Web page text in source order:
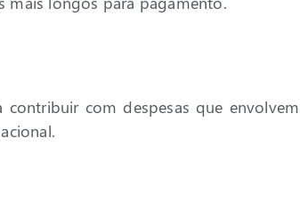
com despesas que envolvem